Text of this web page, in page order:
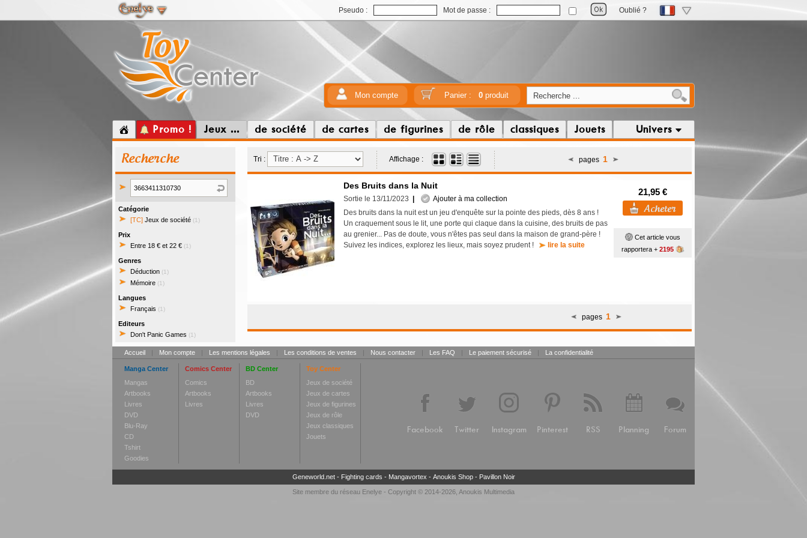
Pseudo : Mot de passe : Oublié ?
Mon compte Panier : 0produit
Promo ! Jeux ... de société de cartes de figurines de rôle classiques Jouets Univers
Recherche
Catégorie
[TC] Jeux de société (1)
Prix
Entre 18 € et 22 € (1)
Genres
Déduction (1)
Mémoire (1)
Langues
Français (1)
Editeurs
Don't Panic Games (1)
Tri : Affichage : pages 1
Des Bruits dans la Nuit
Sortie le 13/11/2023
Ajouter à ma collection
Des bruits dans la nuit est un jeu d'enquête sur la pointe des pieds, dès 8 ans !
Un craquement sous le lit, une porte qui claque dans la cuisine, des bruits de pas
au grenier... Pas de doute, vous n'êtes pas seul dans la maison de grand-père !
Suivez les indices, explorez les lieux, mais soyez prudent !
lire la suite
21,95 €
Cet article vous
rapportera + 2195
pages 1
Accueil | Mon compte | Les mentions légales | Les conditions de ventes | Nous contacter | Les FAQ | Le paiement sécurisé | La confidentialité
Manga Center
Mangas
Artbooks
Livres
DVD
Blu-Ray
CD
Tshirt
Goodies
Comics Center
Comics
Artbooks
Livres
BD Center
BD
Artbooks
Livres
DVD
Toy Center
Jeux de société
Jeux de cartes
Jeux de figurines
Jeux de rôle
Jeux classiques
Jouets
Facebook Twitter Instagram Pinterest RSS Planning Forum
Geneworld.net- Fighting cards - Mangavortex - Anoukis Shop- Pavillon Noir
Site membre du réseau Enelye - Copyright © 2014-2026, Anoukis Multimedia